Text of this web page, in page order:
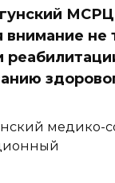
внимание не
медико-